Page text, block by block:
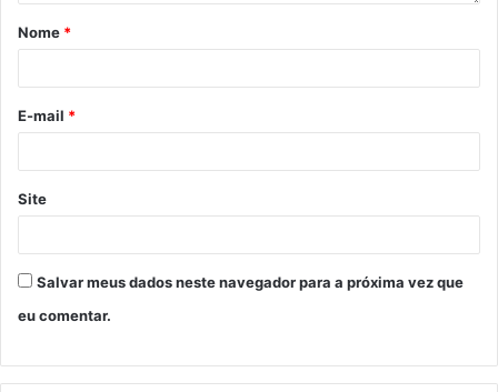
Nome *
E-mail *
Site
Salvar meus dados neste navegador para a próxima vez que
eu comentar.